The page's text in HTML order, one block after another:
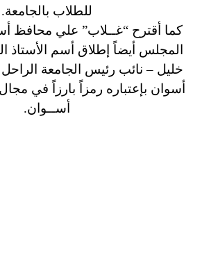
للطلاب بالجامعة.
كما أقترح “غــلاب” علي
المجلس أيضاً إطلاق أسم الأستاذ
خليل – نائب رئيس الجامعة
أسوان بإعتباره رمزاً بارزاً في
أســوان.